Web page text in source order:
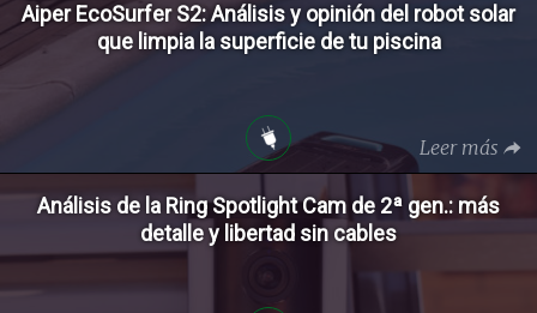
Aiper EcoSurfer S2: Análisis y opinión del robot solar
que limpia la superficie de tu piscina
Leer más
Análisis de la Ring Spotlight Cam de 2ª gen.: más
detalle y libertad sin cables